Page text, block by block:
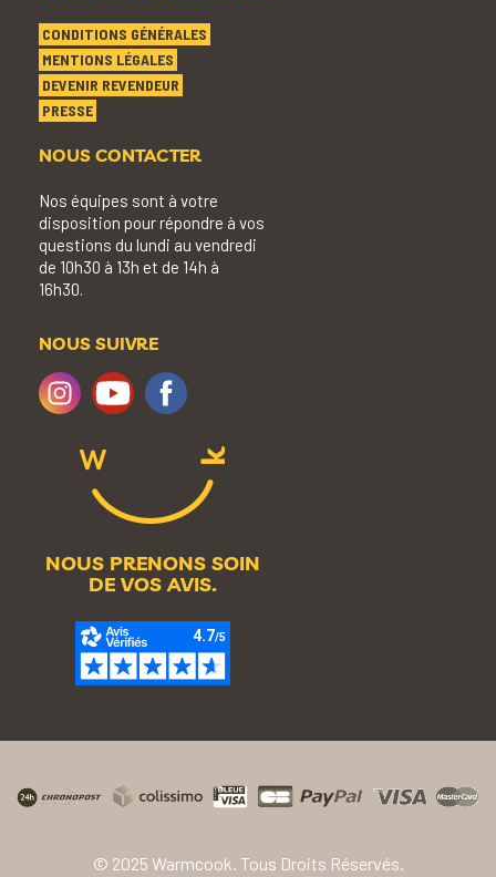
CONDITIONS GÉNÉRALES
MENTIONS LÉGALES
DEVENIR REVENDEUR
PRESSE
NOUS CONTACTER
Nos équipes sont à votre
disposition pour répondre à vos
questions du lundi au vendredi
de 10h30 à 13h et de 14h à
16h30.
NOUS SUIVRE
NOUS PRENONS SOIN
DE VOS AVIS.
© 2025 Warmcook. Tous Droits Réservés.